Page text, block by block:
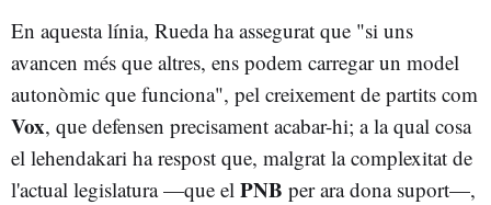
En aquesta línia, Rueda ha assegurat que "si uns
avancen més que altres, ens podem carregar un model
autonòmic que funciona", pel creixement de partits com
Vox, que defensen precisament acabar-hi; a la qual cosa
el lehendakari ha respost que, malgrat la complexitat de
l'actual legislatura —que el PNB per ara dona suport—,